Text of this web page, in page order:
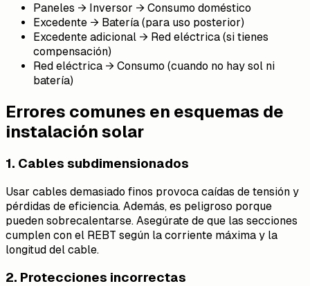
Paneles → Inversor → Consumo doméstico
Excedente → Batería (para uso posterior)
Excedente adicional → Red eléctrica (si tienes
compensación)
Red eléctrica → Consumo (cuando no hay sol ni
batería)
Errores comunes en esquemas de
instalación solar
1. Cables subdimensionados
Usar cables demasiado finos provoca caídas de tensión y
pérdidas de eficiencia. Además, es peligroso porque
pueden sobrecalentarse. Asegúrate de que las secciones
cumplen con el REBT según la corriente máxima y la
longitud del cable.
2. Protecciones incorrectas